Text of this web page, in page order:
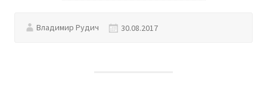
Владимир Рудич 30.08.2017